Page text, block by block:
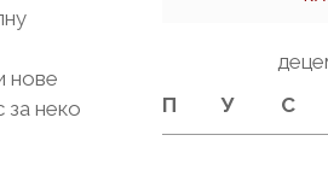
нове
за неко
П
У С